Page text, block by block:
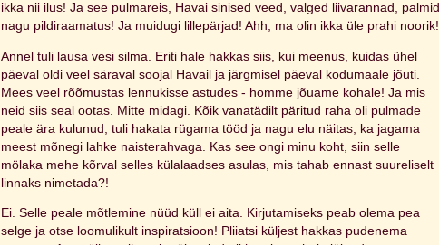
ikka nii ilus! Ja see pulmareis, Havai sinised veed, valged liivarannad, palmid
nagu pildiraamatus! Ja muidugi lillepärjad! Ahh, ma olin ikka üle prahi noorik!
Annel tuli lausa vesi silma. Eriti hale hakkas siis, kui meenus, kuidas ühel
päeval oldi veel säraval soojal Havail ja järgmisel päeval kodumaale jõuti.
Mees veel rõõmustas lennukisse astudes - homme jõuame kohale! Ja mis
neid siis seal ootas. Mitte midagi. Kõik vanatädilt päritud raha oli pulmade
peale ära kulunud, tuli hakata rügama tööd ja nagu elu näitas, ka jagama
meest mõnegi lahke naisterahvaga. Kas see ongi minu koht, siin selle
mölaka mehe kõrval selles külalaadses asulas, mis tahab ennast suureliselt
linnaks nimetada?!
Ei. Selle peale mõtlemine nüüd küll ei aita. Kirjutamiseks peab olema pea
selge ja otse loomulikult inspiratsioon! Pliiatsi küljest hakkas pudenema